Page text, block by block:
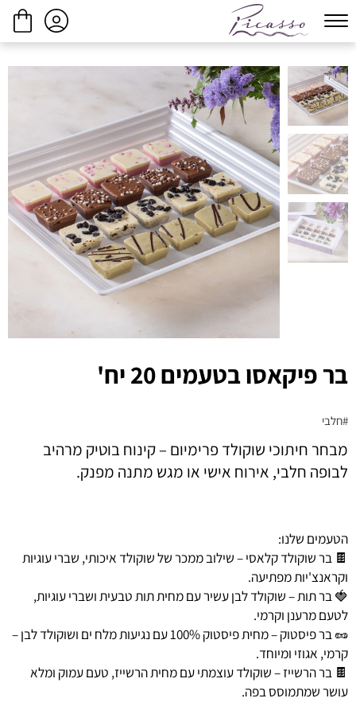
בר פיקאסו בטעמים 20 יח'
#חלבי
מבחר חיתוכי שוקולד פרימיום – קינוח בוטיק מרהיב
לבופה חלבי, אירוח אישי או מגש מתנה מפנק.
הטעמים שלנו:
🍫 בר שוקולד קלאסי – שילוב ממכר של שוקולד איכותי, שברי עוגיות
וקראנצ'יות מפתיעה.
🍓 בר תות – שוקולד לבן עשיר עם מחית תות טבעית ושברי עוגיות,
לטעם מרענן וקרמי.
🥜 בר פיסטוק – מחית פיסטוק 100% עם נגיעות מלח ים ושוקולד לבן –
קרמי, אגוזי ומיוחד.
🍫 בר הרשייז – שוקולד עוצמתי עם מחית הרשייז, טעם עמוק ומלא
עושר שמתמוסס בפה.